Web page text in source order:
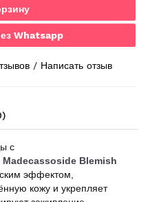
Whatsapp
/ Написать отзыв
с
Madecassoside Blemish
эффектом,
кожу и укрепляет